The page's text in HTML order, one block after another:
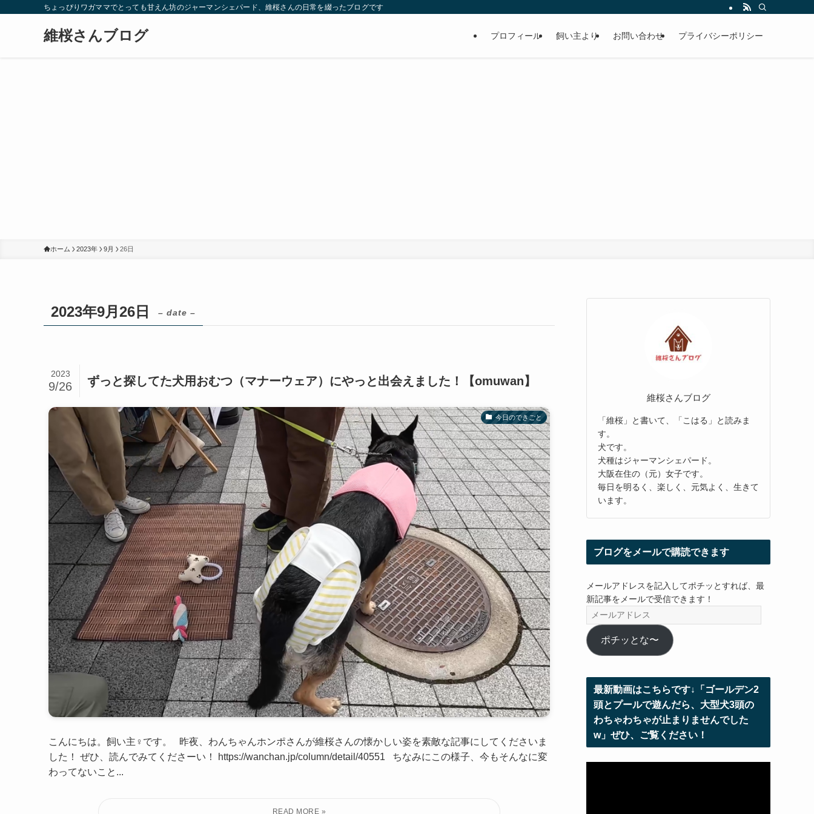
ちょっぴりワガママでとっても甘えん坊のジャーマンシェパード、維桜さんの日常を綴ったブログです
維桜さんブログ プロフィール 飼い主より お問い合わせ プライバシーポリシー
ホーム 2023年 9月 26日
2023年9月26日 – date –
ずっと探してた犬用おむつ（マナーウェア）にやっと出会えました！【omuwan】
2023
9/26
今日のできごと
こんにちは。飼い主♀です。 昨夜、わんちゃんホンポさんが維桜さんの懐かしい姿を素敵な記事にしてくださいま
した！ ぜひ、読んでみてくださーい！ https://wanchan.jp/column/detail/40551 ちなみにこの様子、今もそんなに変
わってないこと...
維桜さんブログ
「維桜」と書いて、「こはる」と読みま
す。
犬です。
犬種はジャーマンシェパード。
大阪在住の（元）女子です。
毎日を明るく、楽しく、元気よく、生きて
います。
ブログをメールで購読できます
メールアドレスを記入してポチッとすれば、最
新記事をメールで受信できます！
ー
ル
ア
レ
ス
ポチッとな〜
最新動画はこちらです↓「ゴールデン2
頭とプールで遊んだら、大型犬3頭の
わちゃわちゃが止まりませんでした
w」ぜひ、ご覧ください！